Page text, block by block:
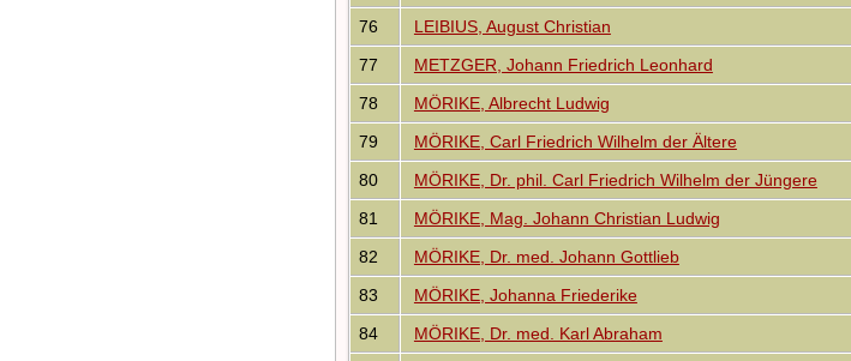
76
LEIBIUS, August Christian
77
METZGER, Johann Friedrich Leonhard
78
MÖRIKE, Albrecht Ludwig
79
MÖRIKE, Carl Friedrich Wilhelm der Ältere
80
MÖRIKE, Dr. phil. Carl Friedrich Wilhelm der Jüngere
81
MÖRIKE, Mag. Johann Christian Ludwig
82
MÖRIKE, Dr. med. Johann Gottlieb
83
MÖRIKE, Johanna Friederike
84
MÖRIKE, Dr. med. Karl Abraham